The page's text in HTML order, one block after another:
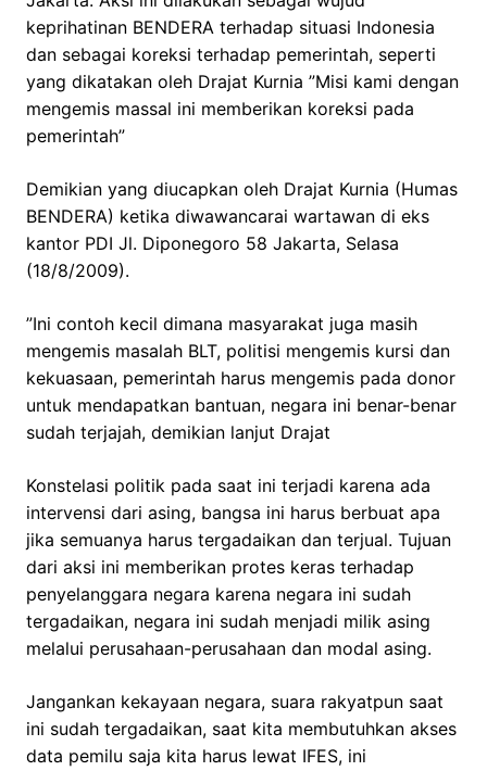
keprihatinan BENDERA terhadap situasi Indonesia
dan sebagai koreksi terhadap pemerintah, seperti
yang dikatakan oleh Drajat Kurnia ”Misi kami dengan
mengemis massal ini memberikan koreksi pada
pemerintah”
Demikian yang diucapkan oleh Drajat Kurnia (Humas
BENDERA) ketika diwawancarai wartawan di eks
kantor PDI Jl. Diponegoro 58 Jakarta, Selasa
(18/8/2009).
”Ini contoh kecil dimana masyarakat juga masih
mengemis masalah BLT, politisi mengemis kursi dan
kekuasaan, pemerintah harus mengemis pada donor
untuk mendapatkan bantuan, negara ini benar-benar
sudah terjajah, demikian lanjut Drajat
Konstelasi politik pada saat ini terjadi karena ada
intervensi dari asing, bangsa ini harus berbuat apa
jika semuanya harus tergadaikan dan terjual. Tujuan
dari aksi ini memberikan protes keras terhadap
penyelanggara negara karena negara ini sudah
tergadaikan, negara ini sudah menjadi milik asing
melalui perusahaan-perusahaan dan modal asing.
Jangankan kekayaan negara, suara rakyatpun saat
ini sudah tergadaikan, saat kita membutuhkan akses
data pemilu saja kita harus lewat IFES, ini